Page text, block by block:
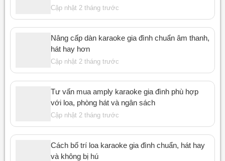
Cập nhật 2 tháng trước
Nâng cấp dàn karaoke gia đình chuẩn âm thanh,
hát hay hơn
Cập nhật 2 tháng trước
Tư vấn mua amply karaoke gia đình phù hợp
với loa, phòng hát và ngân sách
Cập nhật 2 tháng trước
Cách bố trí loa karaoke gia đình chuẩn, hát hay
và không bị hú